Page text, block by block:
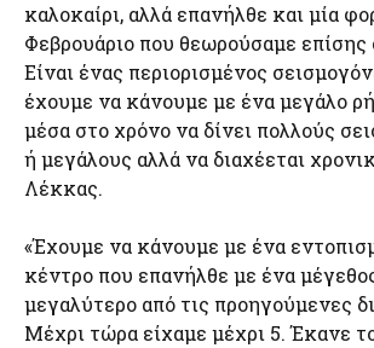
καλοκαίρι, αλλά επανήλθε και μία
Φεβρουάριο που θεωρούσαμε επίσης
Είναι ένας περιορισμένος
έχουμε να κάνουμε με ένα μεγάλο
μέσα στο χρόνο να δίνει πολλούς
ή μεγάλους αλλά να διαχέεται
Λέκκας.
«Έχουμε να κάνουμε με ένα
κέντρο που επανήλθε με ένα
μεγαλύτερο από τις προηγούμενες
Μέχρι τώρα είχαμε μέχρι 5. Έκανε